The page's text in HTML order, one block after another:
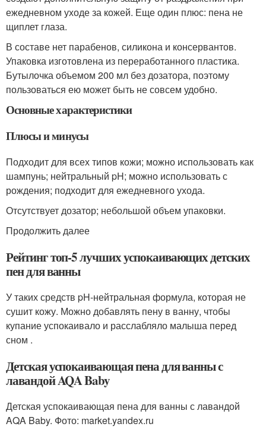
ежедневном уходе за кожей. Еще один плюс: пена не
щиплет глаза.
В составе нет парабенов, силикона и консервантов.
Упаковка изготовлена из переработанного пластика.
Бутылочка объемом 200 мл без дозатора, поэтому
пользоваться ею может быть не совсем удобно.
Основные характеристики
Плюсы и минусы
Подходит для всех типов кожи; можно использовать как
шампунь; нейтральный pH; можно использовать с
рождения; подходит для ежедневного ухода.
Отсутствует дозатор; небольшой объем упаковки.
Продолжить далее
Рейтинг топ-5 лучших успокаивающих детских
пен для ванны
У таких средств pH-нейтральная формула, которая не
сушит кожу. Можно добавлять пену в ванну, чтобы
купание успокаивало и расслабляло малыша перед
сном .
Детская успокаивающая пена для ванны с
лавандой AQA Baby
Детская успокаивающая пена для ванны с лавандой
AQA Baby. Фото: market.yandex.ru